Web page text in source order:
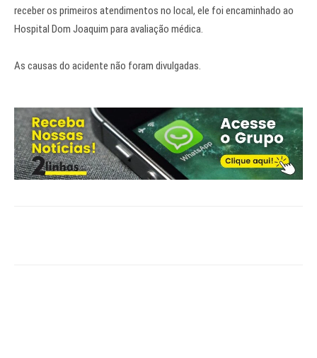
receber os primeiros atendimentos no local, ele foi encaminhado ao
Hospital Dom Joaquim para avaliação médica.
As causas do acidente não foram divulgadas.